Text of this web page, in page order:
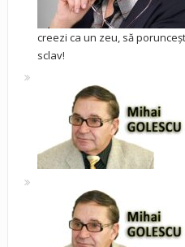
creezi ca un zeu, să
sclav!